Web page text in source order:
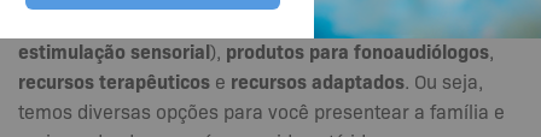
fidget toys,
brinquedos de
estimulação sensorial), produtos para fonoaudiólogos,
recursos terapêuticos e recursos adaptados. Ou seja,
temos diversas opções para você presentear a família e